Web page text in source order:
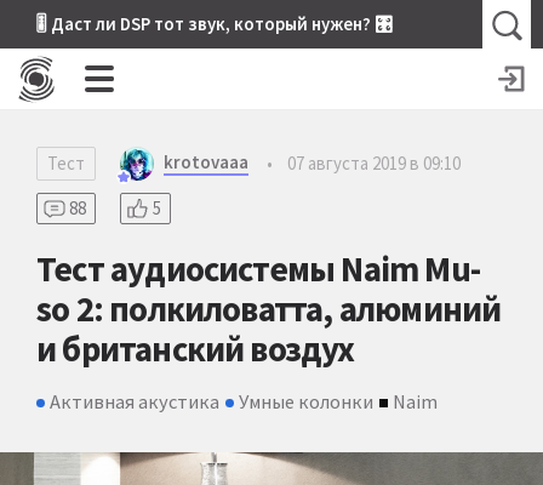
🎚 Даст ли DSP тот звук, который нужен? 🎛
Тест krotovaaa •
07 августа 2019 в 09:10
88
5
Тест аудиосистемы Naim Mu-
so 2: полкиловатта, алюминий
и британский воздух
Активная акустика Умные колонки Naim